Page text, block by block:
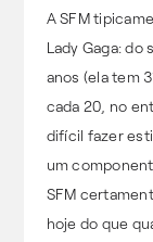
A SFM
Lady Gaga:
anos (ela tem
cada 20, no
difícil fazer
um
SFM
hoje do que